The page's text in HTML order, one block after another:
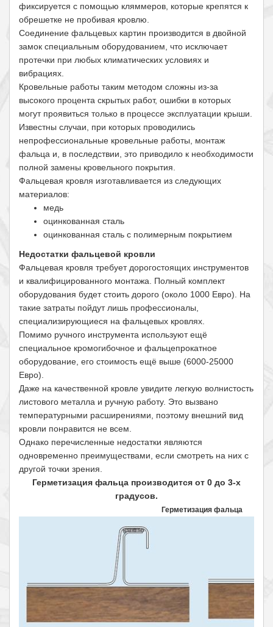
фиксируется с помощью кляммеров, которые крепятся к
обрешетке не пробивая кровлю.
Соединение фальцевых картин производится в двойной
замок специальным оборудованием, что исключает
протечки при любых климатических условиях и
вибрациях.
Кровельные работы таким методом сложны из-за
высокого процента скрытых работ, ошибки в которых
могут проявиться только в процессе эксплуатации крыши.
Известны случаи, при которых проводились
непрофессиональные кровельные работы, монтаж
фальца и, в последствии, это приводило к необходимости
полной замены кровельного покрытия.
Фальцевая кровля изготавливается из следующих
материалов:
медь
оцинкованная сталь
оцинкованная сталь с полимерным покрытием
Недостатки фальцевой кровли
Фальцевая кровля требует дорогостоящих инструментов
и квалифицированного монтажа. Полный комплект
оборудования будет стоить дорого (около 1000 Евро). На
такие затраты пойдут лишь профессионалы,
специализирующиеся на фальцевых кровлях.
Помимо ручного инструмента используют ещё
специальное кромогибочное и фальцепрокатное
оборудование, его стоимость ещё выше (6000-25000
Евро).
Даже на качественной кровле увидите легкую волнистость
листового металла и ручную работу. Это вызвано
температурными расширениями, поэтому внешний вид
кровли понравится не всем.
Однако перечисленные недостатки являются
одновременно преимуществами, если смотреть на них с
другой точки зрения.
Герметизация фальца производится от 0 до 3-х
градусов.
Герметизация фальца